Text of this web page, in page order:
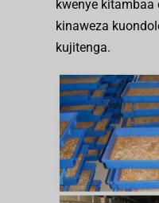
kwenye kitambaa
kinaweza
kujitenga.